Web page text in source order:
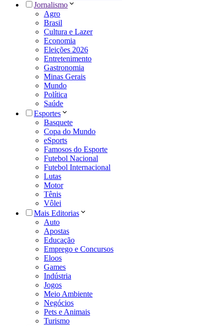
Jornalismo
Agro
Brasil
Cultura e Lazer
Economia
Eleições 2026
Entretenimento
Gastronomia
Minas Gerais
Mundo
Política
Saúde
Esportes
Basquete
Copa do Mundo
eSports
Famosos do Esporte
Futebol Nacional
Futebol Internacional
Lutas
Motor
Tênis
Vôlei
Mais Editorias
Auto
Apostas
Educação
Emprego e Concursos
Eloos
Games
Indústria
Jogos
Meio Ambiente
Negócios
Pets e Animais
Turismo